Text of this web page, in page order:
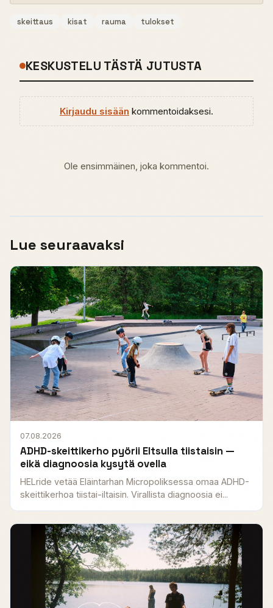
skeittaus kisat rauma tulokset
KESKUSTELU TÄSTÄ JUTUSTA
Kirjaudu sisään kommentoidaksesi.
Ole ensimmäinen, joka kommentoi.
Lue seuraavaksi
07.08.2026
ADHD-skeittikerho pyörii Eltsulla tiistaisin —
eikä diagnoosia kysytä ovella
HELride vetää Eläintarhan Micropoliksessa omaa ADHD-
skeittikerhoa tiistai-iltaisin. Virallista diagnoosia ei...